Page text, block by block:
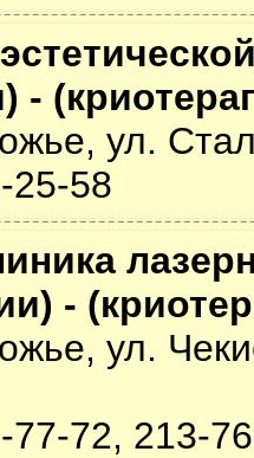
-
ул.
25-58
-
ул.
77-72, 213-